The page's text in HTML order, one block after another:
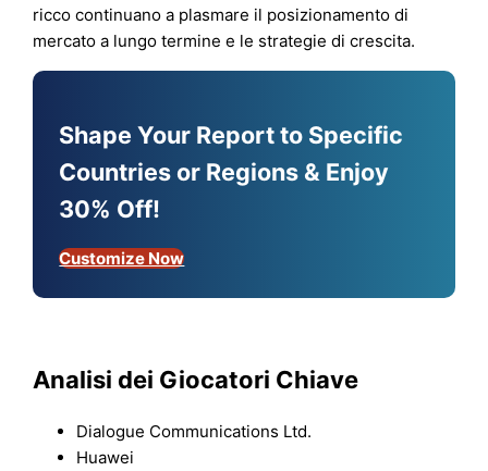
ricco continuano a plasmare il posizionamento di
mercato a lungo termine e le strategie di crescita.
Shape Your Report to Specific
Countries or Regions & Enjoy
30% Off!
Customize Now
Analisi dei Giocatori Chiave
Dialogue Communications Ltd.
Huawei